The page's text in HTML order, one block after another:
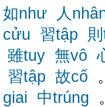
如như 人
cửu 習tập
雖tuy 無vô
習tập 故cố
giai 中trúng